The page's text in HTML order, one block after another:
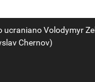
Volodymyr
Chernov)